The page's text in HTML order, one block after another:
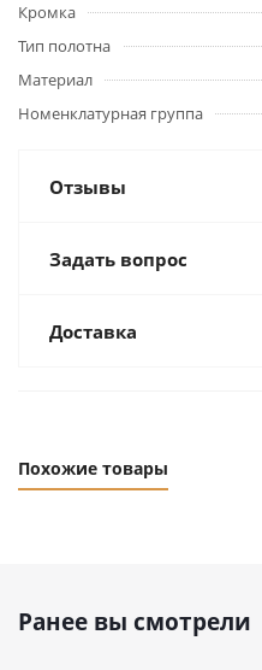
Кромка
Тип полотна
Материал
Номенклатурная группа
Отзывы
Задать вопрос
Доставка
Похожие товары
Ранее вы смотрели